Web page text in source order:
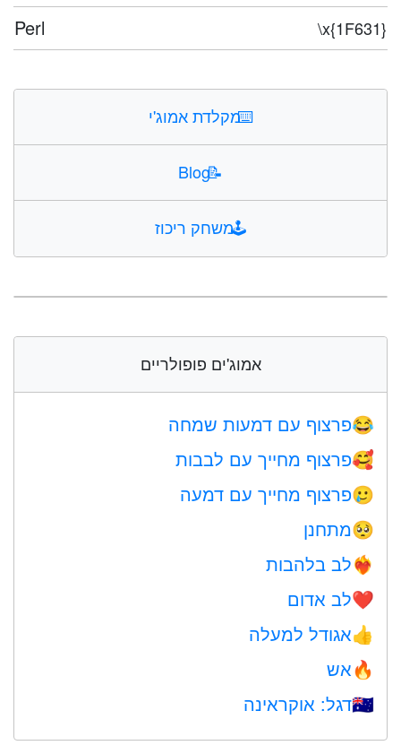
Perl \x{1F631}
⌨️מקלדת אמוג'י
📝
Blog
🕹️משחק ריכוז
אמוג'ים פופולריים
😂פרצוף עם דמעות שמחה
🥰פרצוף מחייך עם לבבות
🥲פרצוף מחייך עם דמעה
🥺מתחנן
❤️‍🔥לב בלהבות
❤️לב אדום
👍אגודל למעלה
🔥אש
🇺🇦דגל: אוקראינה